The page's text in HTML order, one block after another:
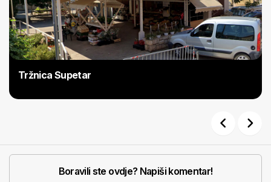
Tržnica Supetar
Boravili ste ovdje? Napiši komentar!